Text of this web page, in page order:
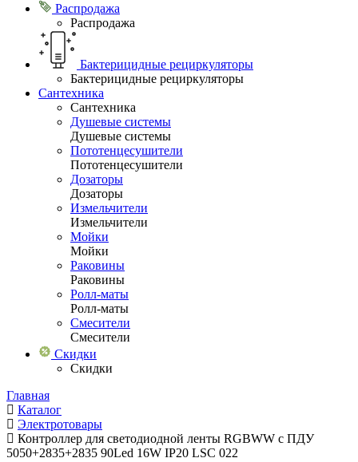
Распродажа
Распродажа
Бактерицидные рециркуляторы
Бактерицидные рециркуляторы
Сантехника
Сантехника
Душевые системы
Душевые системы
Пототенцесушители
Пототенцесушители
Дозаторы
Дозаторы
Измельчители
Измельчители
Мойки
Мойки
Раковины
Раковины
Ролл-маты
Ролл-маты
Смесители
Смесители
Скидки
Скидки
Главная
Каталог
Электротовары
Контроллер для светодиодной ленты RGBWW c ПДУ
5050+2835+2835 90Led 16W IP20 LSC 022